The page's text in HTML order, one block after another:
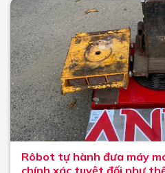
Rôbot tự hành đưa máy